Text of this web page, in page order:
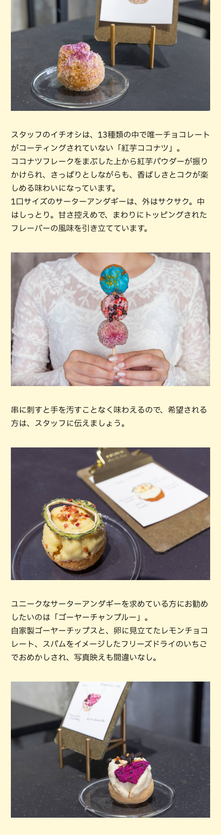
スタッフのイチオシは、13種類の中で唯一チョコレート
がコーティングされていない「紅芋ココナツ」。
ココナツフレークをまぶした上から紅芋パウダーが振り
かけられ、さっぱりとしながらも、香ばしさとコクが楽
しめる味わいになっています。
1口サイズのサーターアンダギーは、外はサクサク。中
はしっとり。甘さ控えめで、まわりにトッピングされた
フレーバーの風味を引き立てています。
串に刺すと手を汚すことなく味わえるので、希望される
方は、スタッフに伝えましょう。
ユニークなサーターアンダギーを求めている方にお勧め
したいのは「ゴーヤーチャンプルー」。
自家製ゴーヤーチップスと、卵に見立てたレモンチョコ
レート、スパムをイメージしたフリーズドライのいちご
でおめかしされ、写真映えも間違いなし。